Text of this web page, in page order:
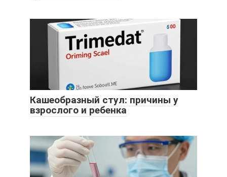
Кашеобразный стул: причины у
взрослого и ребенка